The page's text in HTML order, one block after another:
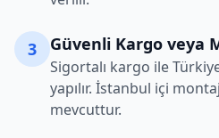
3 Güvenli Kargo veya
Sigortalı kargo ile
yapılır. İstanbul içi
mevcuttur.